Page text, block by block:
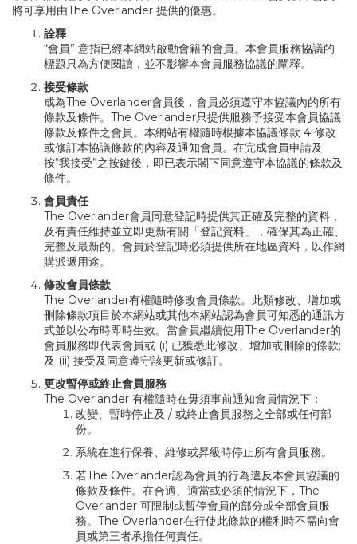
將可享用由The Overlander 提供的優惠。
詮釋
“會員” 意指已經本網站啟動會籍的會員。本會員服務協議的
標題只為方便閱讀，並不影響本會員服務協議的闡釋。
接受條款
成為The Overlander會員後，會員必須遵守本協議內的所有
條款及條件。The Overlander只提供服務予接受本會員協議
條款及條件之會員。本網站有權隨時根據本協議條款 4 修改
或修訂本協議條款的內容及通知會員。在完成會員申請及
按“我接受”之按鍵後，即已表示閣下同意遵守本協議的條款及
條件。
會員責任
The Overlander會員同意登記時提供其正確及完整的資料，
及有責任維持並立即更新有關「登記資料」，確保其為正確、
完整及最新的。會員於登記時必須提供所在地區資料，以作網
購派遞用途。
修改會員條款
The Overlander有權隨時修改會員條款。此類修改、增加或
刪除條款項目於本網站或其他本網站認為會員可知悉的通訊方
式並以公布時即時生效。當會員繼續使用The Overlander的
會員服務即代表會員或 (i) 已獲悉此修改、增加或刪除的條款;
及 (ii) 接受及同意遵守該更新或修訂。
更改暫停或終止會員服務
The Overlander 有權隨時在毋須事前通知會員情況下：
改變、暫時停止及 / 或終止會員服務之全部或任何部
份。
系統在進行保養、維修或昇級時停止所有會員服務。
若The Overlander認為會員的行為違反本會員協議的
條款及條件。在合適、適當或必須的情況下，The
Overlander 可限制或暫停會員的部分或全部會員服
務。The Overlander在行使此條款的權利時不需向會
員或第三者承擔任何責任。